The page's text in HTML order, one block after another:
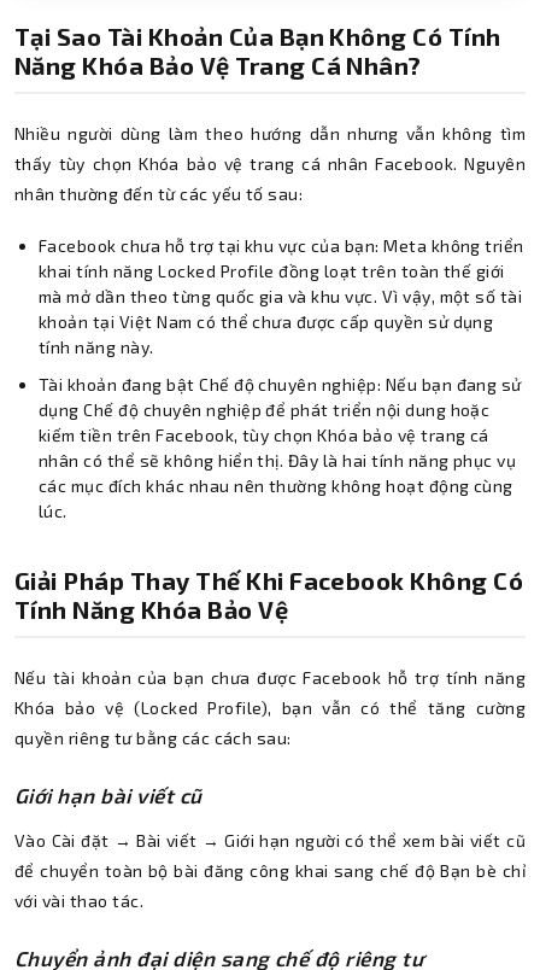
Tại Sao Tài Khoản Của Bạn Không Có Tính
Năng Khóa Bảo Vệ Trang Cá Nhân?
Nhiều người dùng làm theo hướng dẫn nhưng vẫn không tìm
thấy tùy chọn Khóa bảo vệ trang cá nhân Facebook. Nguyên
nhân thường đến từ các yếu tố sau:
Facebook chưa hỗ trợ tại khu vực của bạn: Meta không triển
khai tính năng Locked Profile đồng loạt trên toàn thế giới
mà mở dần theo từng quốc gia và khu vực. Vì vậy, một số tài
khoản tại Việt Nam có thể chưa được cấp quyền sử dụng
tính năng này.
Tài khoản đang bật Chế độ chuyên nghiệp: Nếu bạn đang sử
dụng Chế độ chuyên nghiệp để phát triển nội dung hoặc
kiếm tiền trên Facebook, tùy chọn Khóa bảo vệ trang cá
nhân có thể sẽ không hiển thị. Đây là hai tính năng phục vụ
các mục đích khác nhau nên thường không hoạt động cùng
lúc.
Giải Pháp Thay Thế Khi Facebook Không Có
Tính Năng Khóa Bảo Vệ
Nếu tài khoản của bạn chưa được Facebook hỗ trợ tính năng
Khóa bảo vệ (Locked Profile), bạn vẫn có thể tăng cường
quyền riêng tư bằng các cách sau:
Giới hạn bài viết cũ
Vào Cài đặt → Bài viết → Giới hạn người có thể xem bài viết cũ
để chuyển toàn bộ bài đăng công khai sang chế độ Bạn bè chỉ
với vài thao tác.
Chuyển ảnh đại diện sang chế độ riêng tư